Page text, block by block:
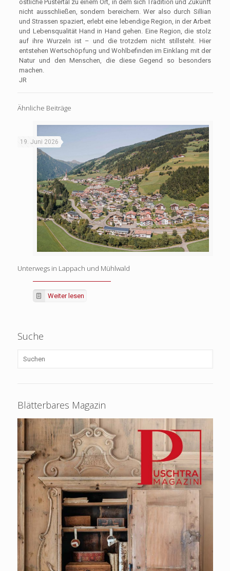
östliche Pustertal zu einem Ort, in dem sich Tradition und Zukunft
nicht ausschließen, sondern bereichern. Wer also durch Sillian
und Strassen spaziert, erlebt eine lebendige Region, in der Arbeit
und Lebensqualität Hand in Hand gehen. Eine Region, die stolz
auf ihre Wurzeln ist – und die trotzdem nicht stillsteht. Hier
entstehen Wertschöpfung und Wohlbefinden im Einklang mit der
Natur und den Menschen, die diese Gegend so besonders
machen.
JR
Ähnliche Beiträge
19. Juni 2026
Unterwegs in Lappach und Mühlwald
Weiter lesen
Suche
Blätterbares Magazin